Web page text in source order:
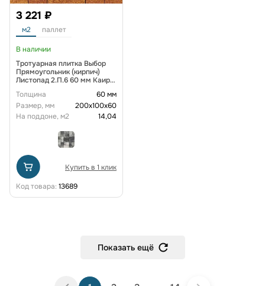
3 221 ₽
м2 паллет
В наличии
Тротуарная плитка Выбор
Прямоугольник (кирпич)
Листопад 2.П.6 60 мм Каир
Толщина
60 мм
Размер, мм
200х100х60
На поддоне, м2
14,04
Купить в 1 клик
Код товара: 13689
Показать ещё